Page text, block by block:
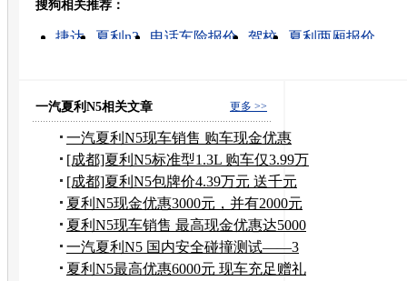
搜狗相关推荐：
捷达 夏利n3 电话车险报价 驾校
夏利两厢报价
更多 >>
一汽夏利N5相关文章
一汽夏利N5现车销售 购车现金优惠
3000元
[成都]夏利N5标准型1.3L 购车仅3.99万
元
[成都]夏利N5包牌价4.39万元 送千元
装饰
夏利N5现金优惠3000元，并有2000元
礼包
夏利N5现车销售 最高现金优惠达5000
元
一汽夏利N5 国内安全碰撞测试——3
星
夏利N5最高优惠6000元 现车充足赠礼